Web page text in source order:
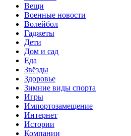
Вещи
Военные новости
Волейбол
Гаджеты
Дети
Дом и сад
Еда
Звёзды
Здоровье
Зимние виды спорта
Игры
Импортозамещение
Интернет
Истории
Компании